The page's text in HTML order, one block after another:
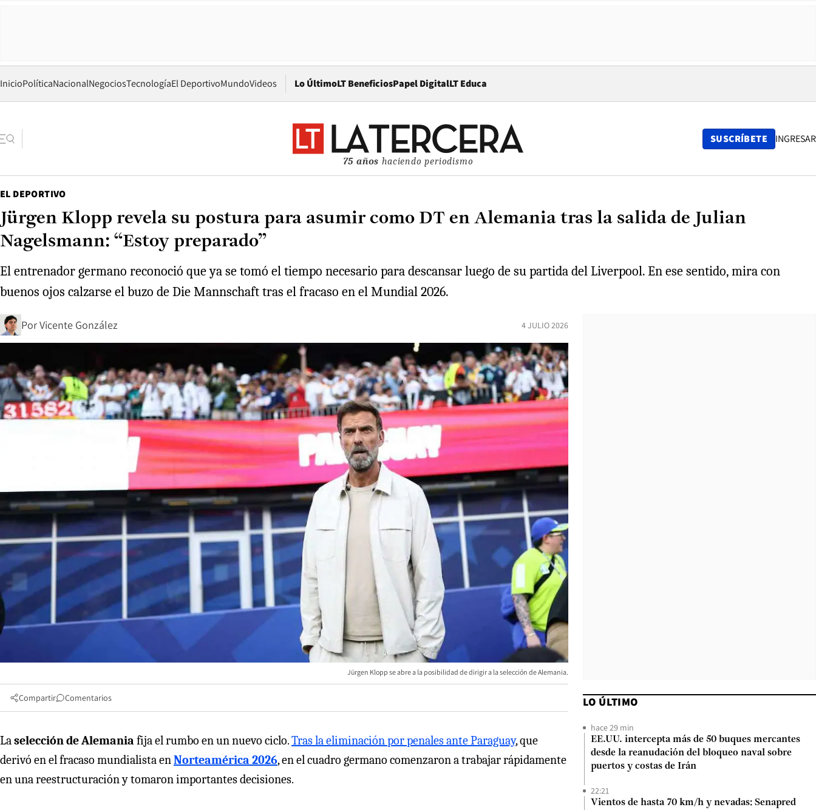
InicioPolíticaNacionalNegociosTecnologíaEl DeportivoMundoVideos Lo ÚltimoLT BeneficiosPapel DigitalOpens in new window
LT Educa
75 años haciendo periodismo
SUSCRÍBETE INGRESAR
EL DEPORTIVO
Jürgen Klopp revela su postura para asumir como DT en Alemania tras la salida de Julian
Nagelsmann: “Estoy preparado”
El entrenador germano reconoció que ya se tomó el tiempo necesario para descansar luego de su partida del Liverpool. En ese sentido, mira con
buenos ojos calzarse el buzo de Die Mannschaft tras el fracaso en el Mundial 2026.
PorVicente González 4 JULIO 2026
Jürgen Klopp se abre a la posibilidad de dirigir a la selección de Alemania.
Compartir Comentarios
Laselección de Alemania fija el rumbo en un nuevo ciclo.Tras la eliminación por penales ante Paraguay, que
derivó en el fracaso mundialista enNorteamérica 2026, en el cuadro germano comenzaron a trabajar rápidamente
en una reestructuración y tomaron importantes decisiones.
LO ÚLTIMO
hace 29 min
EE.UU. intercepta más de 50 buques mercantes
desde la reanudación del bloqueo naval sobre
puertos y costas de Irán
22:21
Vientos de hasta 70 km/h y nevadas: Senapred